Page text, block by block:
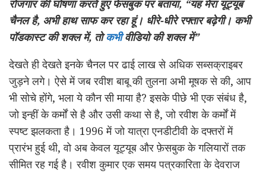
रोजगार की घोषणा करते हुए फेसबुक पर बताया, “यह मेरा यूट्यूब
चैनल है, अभी हाथ साफ कर रहा हूं। धीरे-धीरे रफ्तार बढ़ेगी। कभी
पॉडकास्ट की शक्ल में, तोकभीवीडियो की शक्ल में”
देखते ही देखते इनके चैनल पर ढाई लाख से अधिक सब्सक्राइबर
जुड़ने लगे। ऐसे में जब रवीश बाबू की तुलना अभी मूषक से की, आप
भी सोचे होंगे, भला ये कौन सी माया है? इसके पीछे भी एक संबंध है,
जो इन्हीं के कर्मों से है और उसी कथा से है, जो रवीश के कर्मों में
स्पष्ट झलकता है। 1996 में जो यात्रा एनडीटीवी के दफ्तरों में
प्रारंभ हुई थी, वो अब केवल यूट्यूब और फ़ेसबुक के गलियारों तक
सीमित रह गई है। रवीश कुमार एक समय पत्रकारिता के देवराज